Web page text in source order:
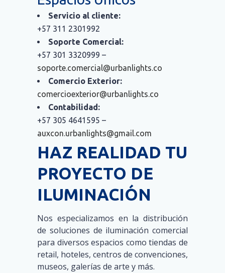
Servicio al cliente:
+57 311 2301992
Soporte Comercial:
+57 301 3320999 –
soporte.comercial@urbanlights.co
Comercio Exterior:
comercioexterior@urbanlights.co
Contabilidad:
+57 305 4641595 –
auxcon.urbanlights@gmail.com
HAZ REALIDAD TU
PROYECTO DE
ILUMINACIÓN
Nos especializamos en la distribución
de soluciones de iluminación comercial
para diversos espacios como tiendas de
retail, hoteles, centros de convenciones,
museos, galerías de arte y más.